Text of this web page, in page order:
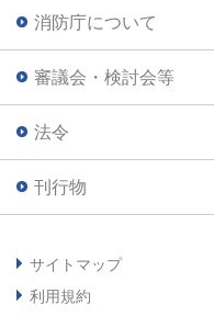
消防庁について
審議会・検討会等
法令
刊行物
サイトマップ
利用規約